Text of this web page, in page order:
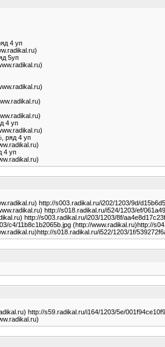
4 уп
5уп
4 уп
ряд 4 уп
4 уп
http://s003.radikal.ru/i202/1203/9d/
http://s018.radikal.ru/i524/1203/ef/
http://s003.radikal.ru/i203/1203/8f/
c4/11b8c1b2065b.jpg (http://www.radikal.ru)http://
s018.radikal.ru/i522/1203/1f/
http://s59.radikal.ru/i164/1203/5e/